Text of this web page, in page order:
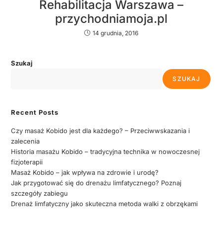
Rehabilitacja Warszawa –
przychodniamoja.pl
14 grudnia, 2016
Szukaj
SZUKAJ
Recent Posts
Czy masaż Kobido jest dla każdego? – Przeciwwskazania i
zalecenia
Historia masażu Kobido – tradycyjna technika w nowoczesnej
fizjoterapii
Masaż Kobido – jak wpływa na zdrowie i urodę?
Jak przygotować się do drenażu limfatycznego? Poznaj
szczegóły zabiegu
Drenaż limfatyczny jako skuteczna metoda walki z obrzękami